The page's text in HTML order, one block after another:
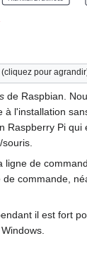
pour
de Raspbian.
l'installation
Pi
de
commande,
il est fort